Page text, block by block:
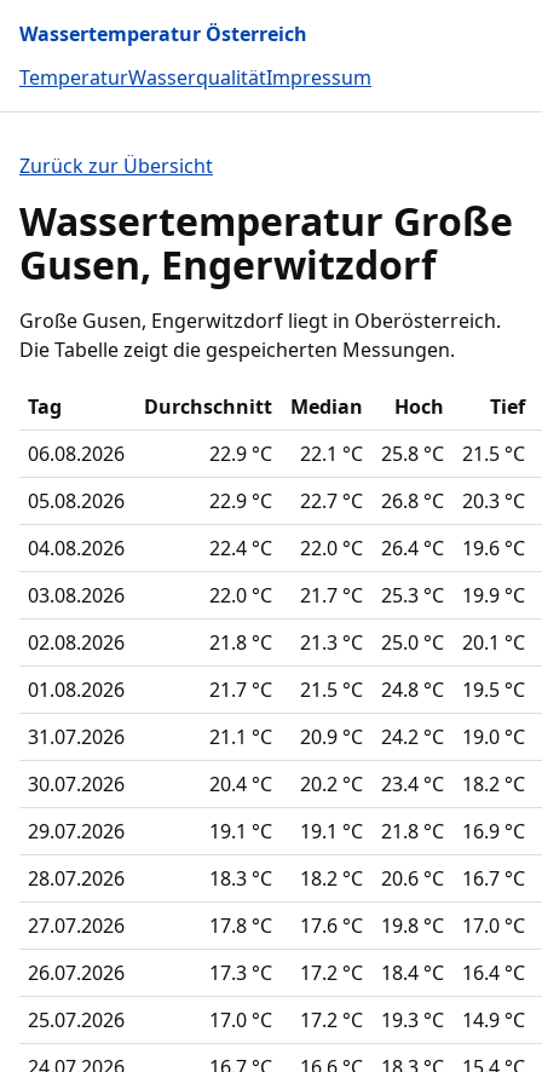
Wassertemperatur Österreich
TemperaturWasserqualitätImpressum
Zurück zur Übersicht
Wassertemperatur Große
Gusen, Engerwitzdorf
Große Gusen, Engerwitzdorf liegt in Oberösterreich.
Die Tabelle zeigt die gespeicherten Messungen.
Tag Durchschnitt Median Hoch
Tief
06.08.2026
22.9 °C 22.1 °C 25.8 °C
21.5 °C
05.08.2026
22.9 °C 22.7 °C 26.8 °C
20.3 °C
04.08.2026
22.4 °C 22.0 °C 26.4 °C
19.6 °C
03.08.2026
22.0 °C 21.7 °C 25.3 °C
19.9 °C
02.08.2026
21.8 °C 21.3 °C 25.0 °C
20.1 °C
01.08.2026
21.7 °C 21.5 °C 24.8 °C
19.5 °C
31.07.2026
21.1 °C 20.9 °C 24.2 °C
19.0 °C
30.07.2026
20.4 °C 20.2 °C 23.4 °C
18.2 °C
29.07.2026
19.1 °C 19.1 °C 21.8 °C
16.9 °C
28.07.2026
18.3 °C 18.2 °C 20.6 °C
16.7 °C
27.07.2026
17.8 °C 17.6 °C 19.8 °C
17.0 °C
26.07.2026
17.3 °C 17.2 °C 18.4 °C
16.4 °C
25.07.2026
17.0 °C 17.2 °C 19.3 °C
14.9 °C